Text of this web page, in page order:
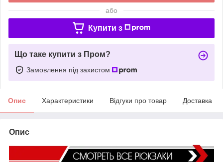
або
Купити з
Що таке купити з Пром?
Замовлення під захистом
Опис Характеристики Відгуки про товар Доставка
Опис